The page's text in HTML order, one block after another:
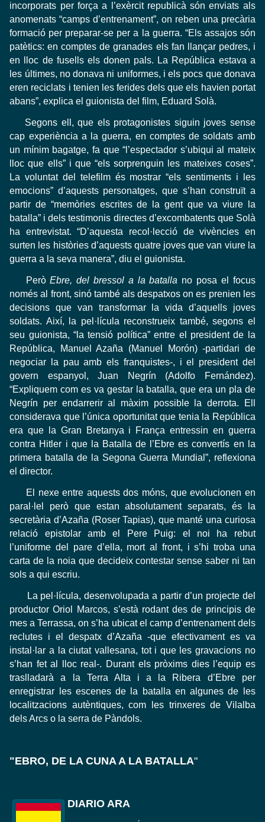
incorporats per força a l’exèrcit republicà són enviats als
anomenats “camps d’entrenament”, on reben una precària
formació per preparar-se per a la guerra. “Els assajos són
patètics: en comptes de granades els fan llançar pedres, i
en lloc de fusells els donen pals. La República estava a
les últimes, no donava ni uniformes, i els pocs que donava
eren reciclats i tenien les ferides dels que els havien portat
abans”, explica el guionista del film, Eduard Solà.
Segons ell, que els protagonistes siguin joves sense
cap experiència a la guerra, en comptes de soldats amb
un mínim bagatge, fa que “l’espectador s’ubiqui al mateix
lloc que ells” i que “els sorprenguin les mateixes coses”.
La voluntat del telefilm és mostrar “els sentiments i les
emocions” d’aquests personatges, que s’han construït a
partir de “memòries escrites de la gent que va viure la
batalla” i dels testimonis directes d’excombatents que Solà
ha entrevistat. “D’aquesta recol·lecció de vivències en
surten les històries d’aquests quatre joves que van viure la
guerra a la seva manera”, diu el guionista.
PeròEbre, del bressol a la batalla no posa el focus
només al front, sinó també als despatxos on es prenien les
decisions que van transformar la vida d’aquells joves
soldats. Així, la pel·lícula reconstrueix també, segons el
seu guionista, “la tensió política” entre el president de la
República, Manuel Azaña (Manuel Morón) -partidari de
negociar la pau amb els franquistes-, i el president del
govern espanyol, Juan Negrín (Adolfo Fernández).
“Expliquem com es va gestar la batalla, que era un pla de
Negrín per endarrerir al màxim possible la derrota. Ell
considerava que l’única oportunitat que tenia la República
era que la Gran Bretanya i França entressin en guerra
contra Hitler i que la Batalla de l’Ebre es convertís en la
primera batalla de la Segona Guerra Mundial”, reflexiona
el director.
El nexe entre aquests dos móns, que evolucionen en
paral·lel però que estan absolutament separats, és la
secretària d’Azaña (Roser Tapias), que manté una curiosa
relació epistolar amb el Pere Puig: el noi ha rebut
l’uniforme del pare d’ella, mort al front, i s’hi troba una
carta de la noia que decideix contestar sense saber ni tan
sols a qui escriu.
La pel·lícula, desenvolupada a partir d’un projecte del
productor Oriol Marcos, s’està rodant des de principis de
mes a Terrassa, on s’ha ubicat el camp d’entrenament dels
reclutes i el despatx d’Azaña -que efectivament es va
instal·lar a la ciutat vallesana, tot i que les gravacions no
s’han fet al lloc real-. Durant els pròxims dies l’equip es
traslladarà a la Terra Alta i a la Ribera d’Ebre per
enregistrar les escenes de la batalla en algunes de les
localitzacions autèntiques, com les trinxeres de Vilalba
dels Arcs o la serra de Pàndols.
"EBRO, DE LA CUNA A LA BATALLA"
DIARIO ARA